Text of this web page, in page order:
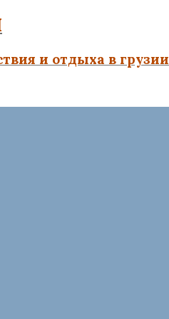
и отдыха в грузии